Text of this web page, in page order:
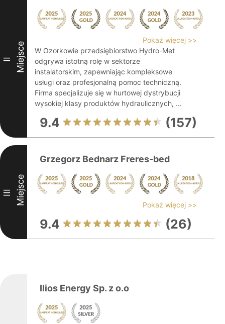
II Miejsce
Pokaż więcej >>
W Ozorkowie przedsiębiorstwo Hydro-Met
odgrywa istotną rolę w sektorze
instalatorskim, zapewniając kompleksowe
usługi oraz profesjonalną pomoc techniczną.
Firma specjalizuje się w hurtowej dystrybucji
wysokiej klasy produktów hydraulicznych, ...
9.4 (157)
III Miejsce
Grzegorz Bednarz Freres-bed
Pokaż więcej >>
9.4 (26)
Ilios Energy Sp. z o.o